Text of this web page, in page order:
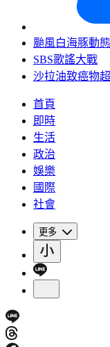
颱風白海豚動態
SBS歌謠大戰
沙拉油致癌物
首頁
即時
生活
政治
娛樂
國際
社會
更多